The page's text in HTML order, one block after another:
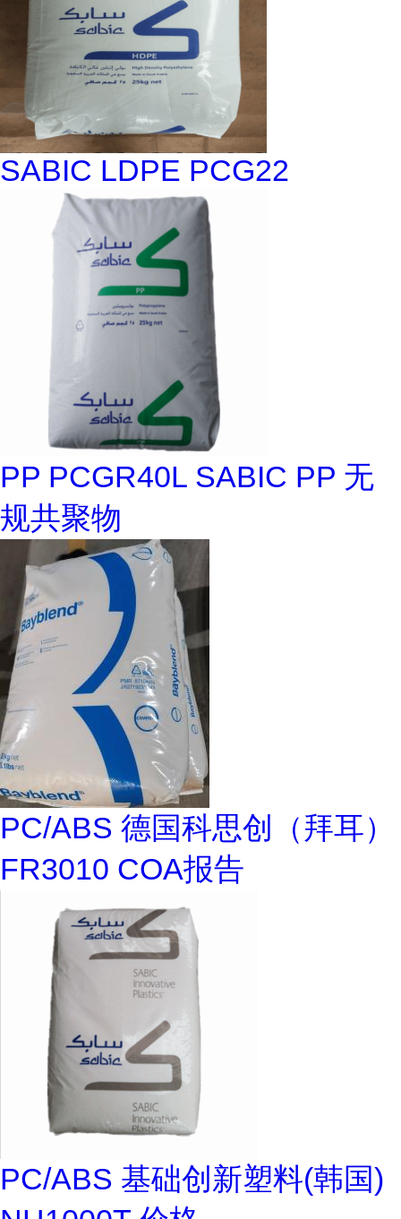
SABIC LDPE PCG22
PP PCGR40L SABIC PP 无
规共聚物
PC/ABS 德国科思创（拜耳）
FR3010 COA报告
PC/ABS 基础创新塑料(韩国)